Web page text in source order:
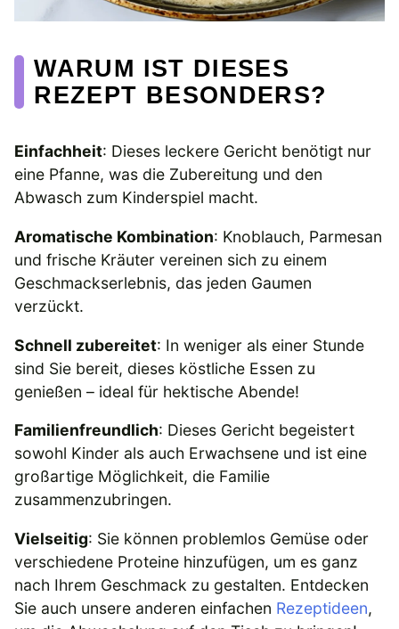
WARUM IST DIESES
REZEPT BESONDERS?
Einfachheit: Dieses leckere Gericht benötigt nur
eine Pfanne, was die Zubereitung und den
Abwasch zum Kinderspiel macht.
Aromatische Kombination: Knoblauch, Parmesan
und frische Kräuter vereinen sich zu einem
Geschmackserlebnis, das jeden Gaumen
verzückt.
Schnell zubereitet: In weniger als einer Stunde
sind Sie bereit, dieses köstliche Essen zu
genießen – ideal für hektische Abende!
Familienfreundlich: Dieses Gericht begeistert
sowohl Kinder als auch Erwachsene und ist eine
großartige Möglichkeit, die Familie
zusammenzubringen.
Vielseitig: Sie können problemlos Gemüse oder
verschiedene Proteine hinzufügen, um es ganz
nach Ihrem Geschmack zu gestalten. Entdecken
Sie auch unsere anderen einfachen Rezeptideen,